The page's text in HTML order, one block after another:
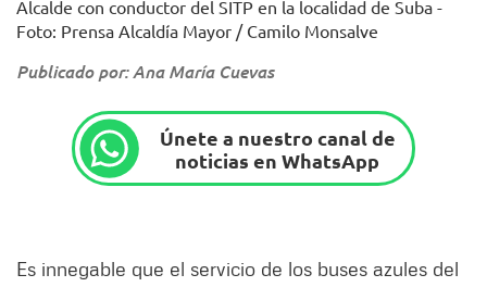
Alcalde con conductor del SITP en la localidad de Suba -
Foto: Prensa Alcaldía Mayor / Camilo Monsalve
Publicado por: Ana María Cuevas
Únete a nuestro canal de
noticias en WhatsApp
Es innegable que el servicio de los buses azules del